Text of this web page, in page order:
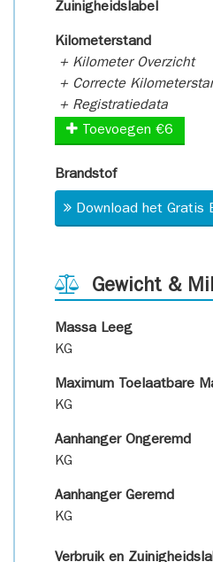
Zuinigheidslabel
Kilometerstand
+ Kilometer Overzicht
+ Correcte
+ Registratiedata
Toevoegen €6
Brandstof
Download het Gratis
Gewicht &
Massa Leeg
KG
Maximum Toelaatbare
KG
Aanhanger Ongeremd
KG
Aanhanger Geremd
KG
Verbruik en